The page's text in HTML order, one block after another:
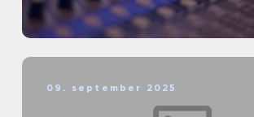
09. september 2025